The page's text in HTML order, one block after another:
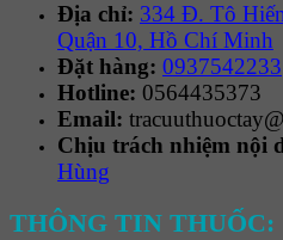
Địa chỉ: 334 Đ. Tô
Quận 10, Hồ Chí Minh
Đặt hàng: 0937542233
Hotline: 0564435373
Email:
Chịu trách nhiệm nội
Hùng
THÔNG TIN THUỐC: